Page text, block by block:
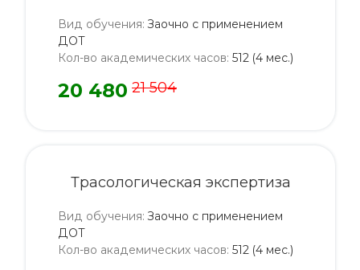
Вид обучения: Заочно с применением
ДОТ
Кол-во академических часов: 512 (4 мес.)
20 480 21 504
Трасологическая экспертиза
Вид обучения: Заочно с применением
ДОТ
Кол-во академических часов: 512 (4 мес.)